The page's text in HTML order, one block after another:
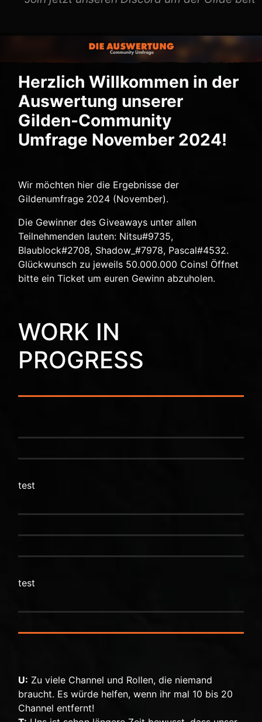
Herzlich Willkommen in der
Auswertung unserer
Gilden-Community
Umfrage November 2024!
Wir möchten hier die Ergebnisse der
Gildenumfrage 2024 (November).
Die Gewinner des Giveaways unter allen
Teilnehmenden lauten: Nitsu#9735,
Blaublock#2708, Shadow_ #7978, Pascal#4532.
Glückwunsch zu jeweils 50.000.000 Coins! Öffnet
bitte ein Ticket um euren Gewinn abzuholen.
WORK IN
PROGRESS
test
test
U: Zu viele Channel und Rollen, die niemand
braucht. Es würde helfen, wenn ihr mal 10 bis 20
Channel entfernt!